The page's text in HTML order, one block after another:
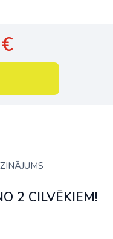
2 CILVĒKIEM!